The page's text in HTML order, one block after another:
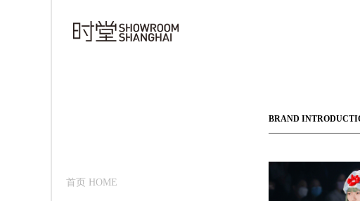
首页 HOME
BRAND